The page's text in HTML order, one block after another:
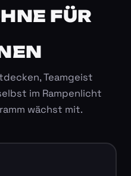
FÜR K
Teamgeist
im Rampenlicht
wächst mit.